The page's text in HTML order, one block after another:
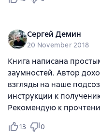
Сергей Демин
20 November 2018
Книга написана
заумностей. Автор
взгляды на наше
инструкции к
Рекомендую к
13 0